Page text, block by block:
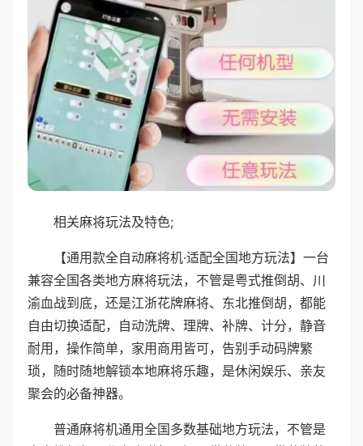
相关麻将玩法及特色;
【通用款全自动麻将机·适配全国地方玩法】一台
兼容全国各类地方麻将玩法，不管是粤式推倒胡、川
渝血战到底，还是江浙花牌麻将、东北推倒胡，都能
自由切换适配，自动洗牌、理牌、补牌、计分，静音
耐用，操作简单，家用商用皆可，告别手动码牌繁
琐，随时随地解锁本地麻将乐趣，是休闲娱乐、亲友
聚会的必备神器。
普通麻将机通用全国多数基础地方玩法，不管是